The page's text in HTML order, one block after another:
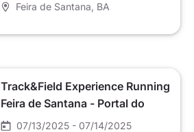
Feira de Santana , BA
Track&Field Experience Running
Feira de Santana - Portal do
Sertão07/13/2025 - 07/14/2025